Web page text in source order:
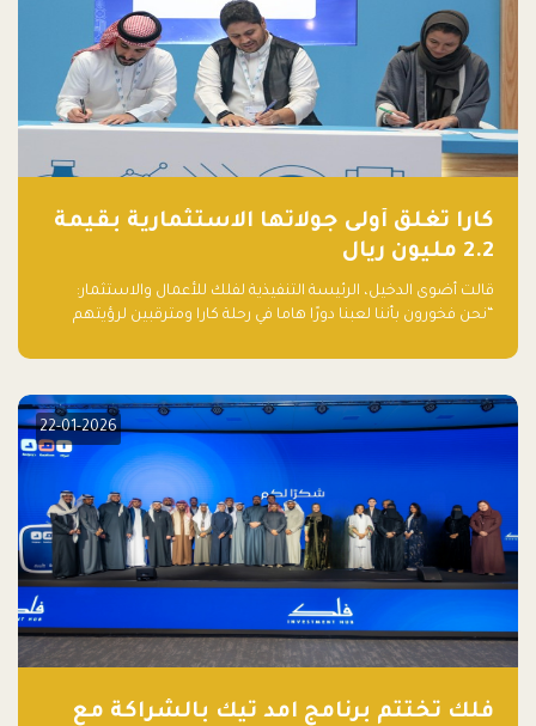
كارا تغلق أولى جولاتها الاستثمارية بقيمة
2.2 مليون ريال
قالت أضوى الدخيل، الرئيسة التنفيذية لفلك للأعمال والاستثمار:
“نحن فخورون بأننا لعبنا دورًا هاما في رحلة كارا ومترقبين لرؤيتهم
جيدًا لكوكبنا فحسب، بل إنه جيد أيضًا للأعمال”.
22-01-2026
فلك تختتم برنامج امد تيك بالشراكة مع